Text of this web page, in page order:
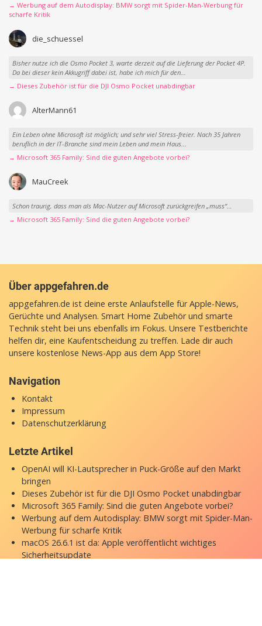
→ Werbung auf dem Autodisplay: BMW sorgt mit Spider-Man-Werbung für
scharfe Kritik
die_schuessel
Bisher nutze ich die Osmo Pocket 3, warte derzeit auf die Lieferung der Pocket 4P.
Da bei dieser kein Akkugriff dabei ist, habe ich mich für den...
→ Dieses Zubehör ist für die DJI Osmo Pocket unabdingbar
AlterMann61
Ein Leben ohne Microsoft ist möglich; und sehr viel Stress-freier. Nach 35 Jahren
beruflich in der IT-Branche sind mein Leben und mein Haus...
→ Microsoft 365 Family: Sind die guten Angebote vorbei?
MauCreek
Schon traurig, dass man als Mac-Nutzer auf Microsoft zurückgreifen „muss“…
→ Microsoft 365 Family: Sind die guten Angebote vorbei?
Über appgefahren.de
appgefahren.de ist deine erste Anlaufstelle für Apple-News,
Gerüchte und Analysen. Smart Home Zubehör und smarte
Technik steht bei uns ebenfalls im Fokus. Unsere Testberichte
helfen dir, eine Kaufentscheidung zu treffen. Lade dir auch
unsere kostenlose News-App aus dem App Store!
Navigation
Kontakt
Impressum
Datenschutzerklärung
Letzte Artikel
OpenAI will KI-Lautsprecher in Puck-Größe auf den Markt
bringen
Dieses Zubehör ist für die DJI Osmo Pocket unabdingbar
Microsoft 365 Family: Sind die guten Angebote vorbei?
Werbung auf dem Autodisplay: BMW sorgt mit Spider-Man-
Werbung für scharfe Kritik
macOS 26.6.1 ist da: Apple veröffentlicht wichtiges
Sicherheitsupdate